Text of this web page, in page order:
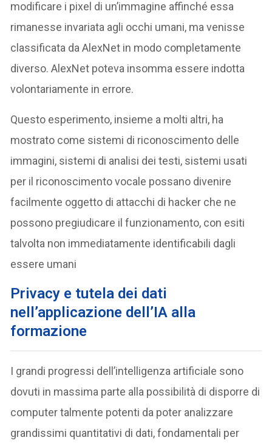
modificare i pixel di un’immagine affinché essa
rimanesse invariata agli occhi umani, ma venisse
classificata da AlexNet in modo completamente
diverso. AlexNet poteva insomma essere indotta
volontariamente in errore.
Questo esperimento, insieme a molti altri, ha
mostrato come sistemi di riconoscimento delle
immagini, sistemi di analisi dei testi, sistemi usati
per il riconoscimento vocale possano divenire
facilmente oggetto di attacchi di hacker che ne
possono pregiudicare il funzionamento, con esiti
talvolta non immediatamente identificabili dagli
essere umani
Privacy e tutela dei dati
nell’applicazione dell’IA alla
formazione
I grandi progressi dell’intelligenza artificiale sono
dovuti in massima parte alla possibilità di disporre di
computer talmente potenti da poter analizzare
grandissimi quantitativi di dati, fondamentali per